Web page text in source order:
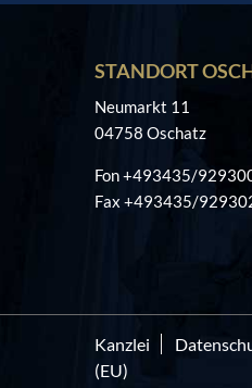
STANDORT
Neumarkt 11
04758 Oschatz
Fon +493435/
Fax +493435/
Kanzlei
(EU)